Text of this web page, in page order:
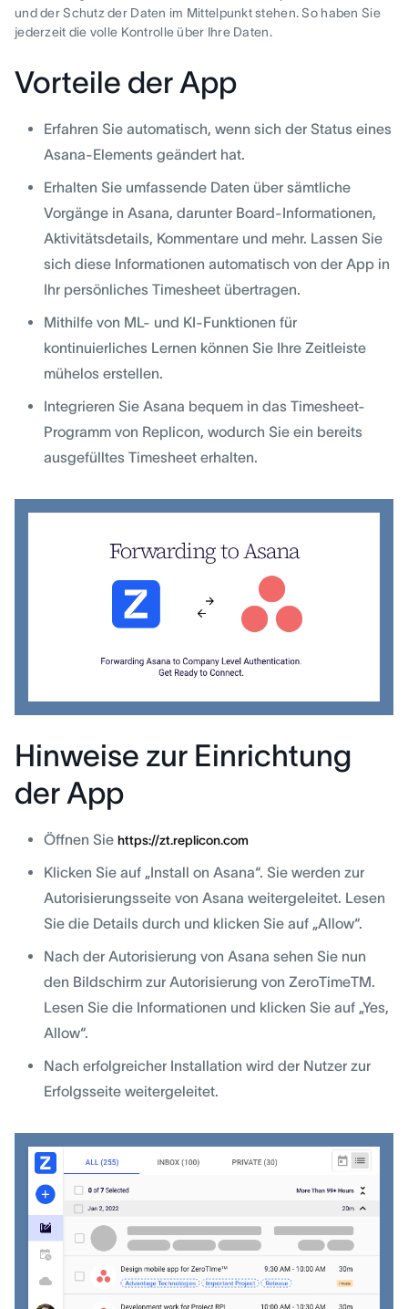
und der Schutz der Daten im Mittelpunkt stehen. So haben Sie
jederzeit die volle Kontrolle über Ihre Daten.
Vorteile der App
Erfahren Sie automatisch, wenn sich der Status eines
Asana-Elements geändert hat.
Erhalten Sie umfassende Daten über sämtliche
Vorgänge in Asana, darunter Board-Informationen,
Aktivitätsdetails, Kommentare und mehr. Lassen Sie
sich diese Informationen automatisch von der App in
Ihr persönliches Timesheet übertragen.
Mithilfe von ML- und KI-Funktionen für
kontinuierliches Lernen können Sie Ihre Zeitleiste
mühelos erstellen.
Integrieren Sie Asana bequem in das Timesheet-
Programm von Replicon, wodurch Sie ein bereits
ausgefülltes Timesheet erhalten.
Hinweise zur Einrichtung
der App
Öffnen Sie https://zt.replicon.com
Klicken Sie auf „Install on Asana“. Sie werden zur
Autorisierungsseite von Asana weitergeleitet. Lesen
Sie die Details durch und klicken Sie auf „Allow“.
Nach der Autorisierung von Asana sehen Sie nun
den Bildschirm zur Autorisierung von ZeroTimeTM.
Lesen Sie die Informationen und klicken Sie auf „Yes,
Allow“.
Nach erfolgreicher Installation wird der Nutzer zur
Erfolgsseite weitergeleitet.